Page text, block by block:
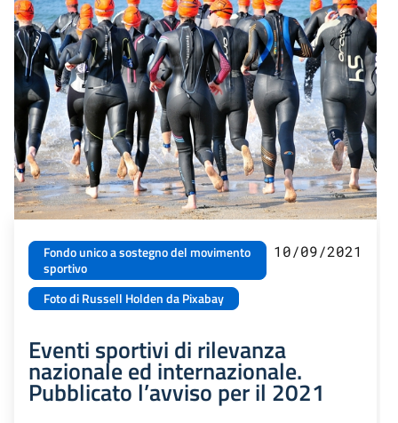
Fondo unico a sostegno del movimento
sportivo
Foto di Russell Holden da Pixabay
10/09/2021
Eventi sportivi di rilevanza
nazionale ed internazionale.
Pubblicato l’avviso per il 2021